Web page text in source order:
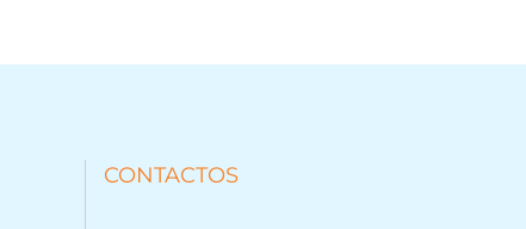
CONTACTOS